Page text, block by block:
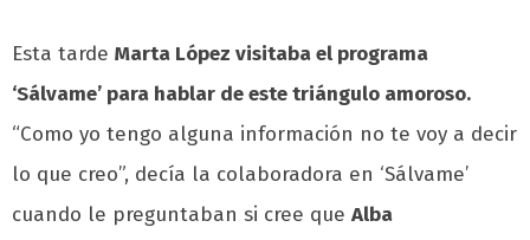
Esta tarde Marta López visitaba el programa
‘Sálvame’ para hablar de este triángulo amoroso.
“Como yo tengo alguna información no te voy a decir
lo que creo”, decía la colaboradora en ‘Sálvame’
cuando le preguntaban si cree que Alba